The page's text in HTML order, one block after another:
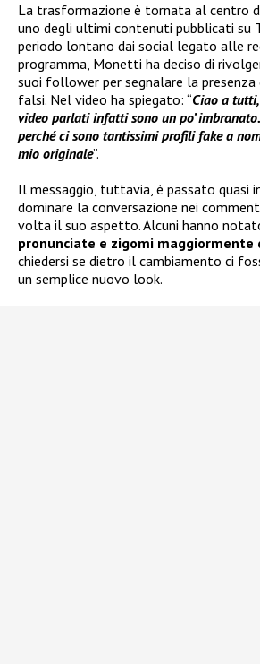
La trasformazione è tornata al centro
uno degli ultimi contenuti pubblicati su
periodo lontano dai social legato alle
programma, Monetti ha deciso di
suoi follower per segnalare la presenza
falsi. Nel video ha spiegato: “Ciao a
video parlati infatti sono un po’
perché ci sono tantissimi profili fake a
mio originale”.
Il messaggio, tuttavia, è passato quasi
dominare la conversazione nei
volta il suo aspetto. Alcuni hanno
pronunciate e zigomi maggiormente
chiedersi se dietro il cambiamento ci
un semplice nuovo look.